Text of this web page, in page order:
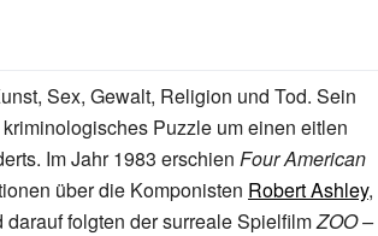
Sex, Gewalt, Religion und Tod. Sein
Puzzle um einen eitlen
Im Jahr 1983 erschien Four American
über die Komponisten Robert Ashley,
darauf folgten der surreale SpielfilmZOO –